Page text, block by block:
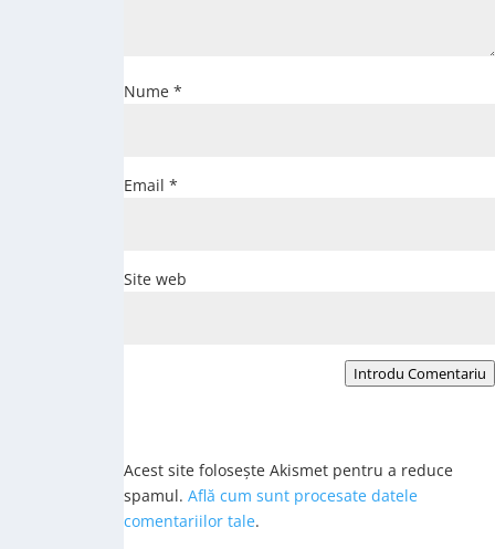
Nume *
Email *
Site web
Introdu Comentariu
Acest site folosește Akismet pentru a reduce
spamul. Află cum sunt procesate datele
comentariilor tale.